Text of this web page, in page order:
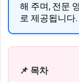
해 주며, 전문
로 제공됩니다.
📌 목차